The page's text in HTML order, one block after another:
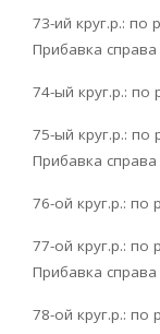
73-ий круг.р.: по
Прибавка справа
74-ый круг.р.: по
75-ый круг.р.: по
Прибавка справа
76-ой круг.р.: по
77-ой круг.р.: по
Прибавка справа
78-ой круг.р.: по